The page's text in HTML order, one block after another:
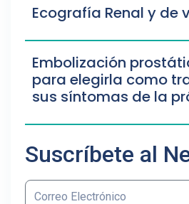
Ecografía Renal y de
Embolización
para elegirla como
sus síntomas de la
Suscríbete al